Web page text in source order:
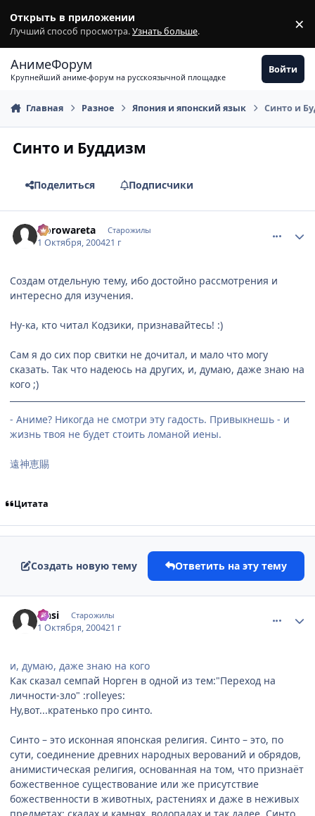
Открыть в приложении
Лучший способ просмотра.Узнать больше. ×
АнимеФорум
Крупнейший аниме-форум на русскоязычной площадке
Войти
Главная Разное Япония и японский язык Синто и
Синто и Буддизм
Поделиться Подписчики
Norowareta Старожилы
1 Октября, 200421 г
Создам отдельную тему, ибо достойно рассмотрения и
интересно для изучения.
Ну-ка, кто читал Кодзики, признавайтесь! :)
Сам я до сих пор свитки не дочитал, и мало что могу
сказать. Так что надеюсь на других, и, думаю, даже знаю на
кого ;)
- Аниме? Никогда не смотри эту гадость. Привыкнешь - и
жизнь твоя не будет стоить ломаной иены.
遠神恵賜
Цитата
Создать новую тему Ответить на эту тему
Onsi Старожилы
1 Октября, 200421 г
и, думаю, даже знаю на кого
Как сказал семпай Норген в одной из тем:"Переход на
личности-зло" :rolleyes:
Ну,вот...кратенько про синто.
Синто – это исконная японская религия. Синто – это, по
сути, соединение древних народных верований и обрядов,
анимистическая религия, основанная на том, что признаёт
божественное существование или же присутствие
божественности в животных, растениях и даже в неживых